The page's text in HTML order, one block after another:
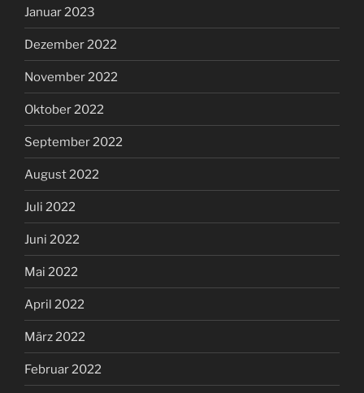
Januar 2023
Dezember 2022
November 2022
Oktober 2022
September 2022
August 2022
Juli 2022
Juni 2022
Mai 2022
April 2022
März 2022
Februar 2022